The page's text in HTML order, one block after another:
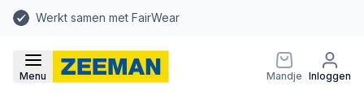
Werkt samen met FairWear
Menu Mandje Inloggen